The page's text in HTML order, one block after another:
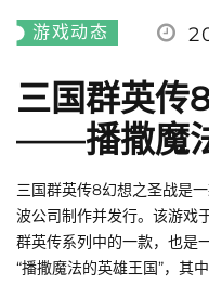
游戏动态
三国群英传
——播撒魔
三国群英传8幻想之圣战是
波公司制作并发行。该游戏
群英传系列中的一款，也是
“播撒魔法的英雄王国”，其